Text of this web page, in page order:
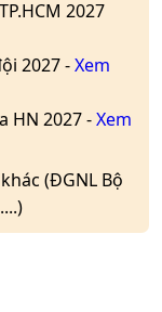
2027
2027 -Xem
HN 2027 -Xem
(ĐGNL Bộ